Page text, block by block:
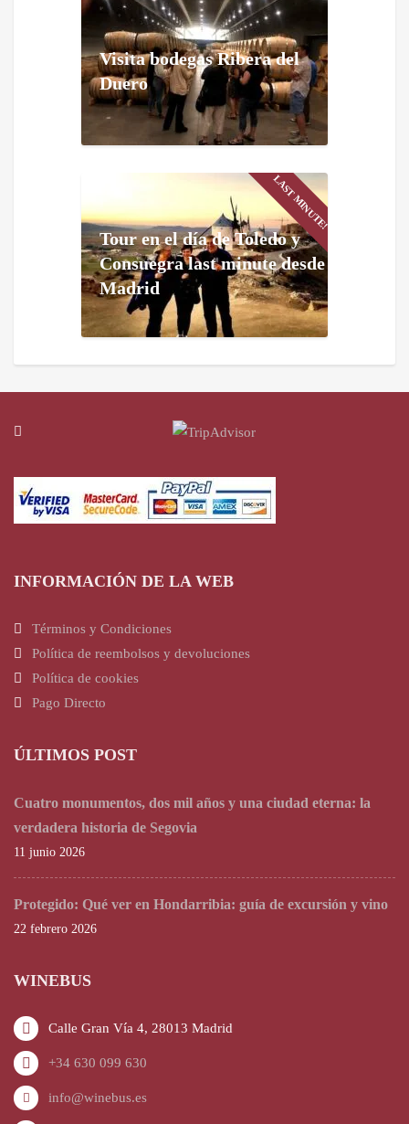
Visita bodegas Ribera del
Duero
LAST MINUTE!
Tour en el día de Toledo y
Consuegra last minute desde
Madrid
INFORMACIÓN DE LA WEB
Términos y Condiciones
Política de reembolsos y devoluciones
Política de cookies
Pago Directo
ÚLTIMOS POST
Cuatro monumentos, dos mil años y una ciudad eterna: la
verdadera historia de Segovia
11 junio 2026
Protegido: Qué ver en Hondarribia: guía de excursión y vino
22 febrero 2026
WINEBUS
Calle Gran Vía 4, 28013 Madrid
+34 630 099 630
info@winebus.es